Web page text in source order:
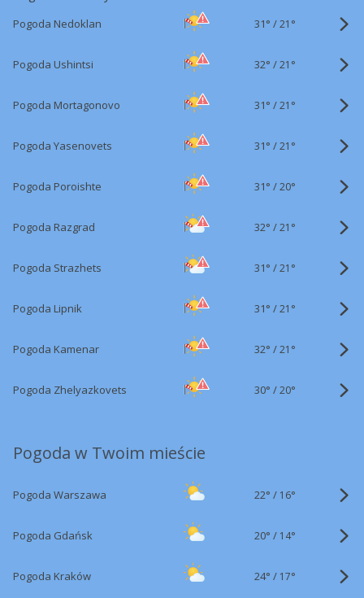
Pogoda Nedoklan 31° /21°
Pogoda Ushintsi 32° /21°
Pogoda Mortagonovo 31° /21°
Pogoda Yasenovets 31° /21°
Pogoda Poroishte 31° /20°
Pogoda Razgrad 32° /21°
Pogoda Strazhets 31° /21°
Pogoda Lipnik 31° /21°
Pogoda Kamenar 32° /21°
Pogoda Zhelyazkovets 30° /20°
Pogoda w Twoim mieście
Pogoda Warszawa 22° / 16°
Pogoda Gdańsk 20° / 14°
Pogoda Kraków 24° / 17°